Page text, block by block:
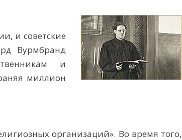
и советские
Вурмбранд
и
миллион
организаций». Во время того,